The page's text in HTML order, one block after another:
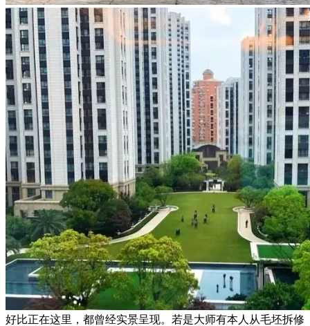
好比正在这里，都曾经实景呈现。若是大师有本人从毛坯拆修